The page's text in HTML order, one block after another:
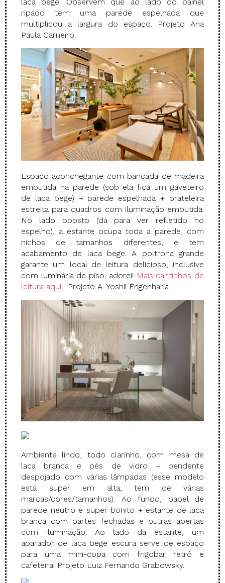
laca bege. Observem que ao lado do painel
ripado tem uma parede espelhada que
multiplicou a largura do espaço. Projeto Ana
Paula Carneiro.
Espaço aconchegante com bancada de madeira
embutida na parede (sob ela fica um gaveteiro
de laca bege) + parede espelhada + prateleira
estreita para quadros com iluminação embutida.
No lado oposto (dá para ver refletido no
espelho), a estante ocupa toda a parede, com
nichos de tamanhos diferentes, e tem
acabamento de laca bege. A poltrona grande
garante um local de leitura delicioso, inclusive
com luminária de piso, adorei! Mais cantinhos de
leitura aqui. Projeto A. Yoshii Engenharia.
Ambiente lindo, todo clarinho, com mesa de
laca branca e pés de vidro + pendente
despojado com várias lâmpadas (esse modelo
está super em alta, tem de várias
marcas/cores/tamanhos). Ao fundo, papel de
parede neutro e super bonito + estante de laca
branca com partes fechadas e outras abertas
com iluminação. Ao lado da estante, um
aparador de laca bege escura serve de espaço
para uma mini-copa com frigobar retrô e
cafeteira. Projeto Luiz Fernando Grabowsky.